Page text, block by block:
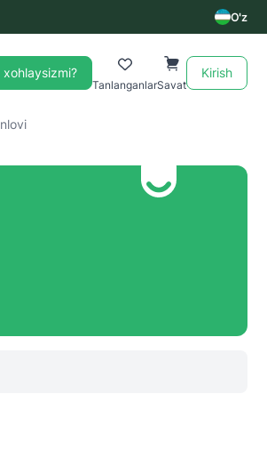
O'z
xohlaysizmi?
TanlanganlarSavat
Kirish